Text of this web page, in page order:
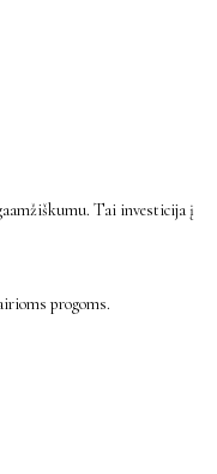
Tai investicija į
progoms.